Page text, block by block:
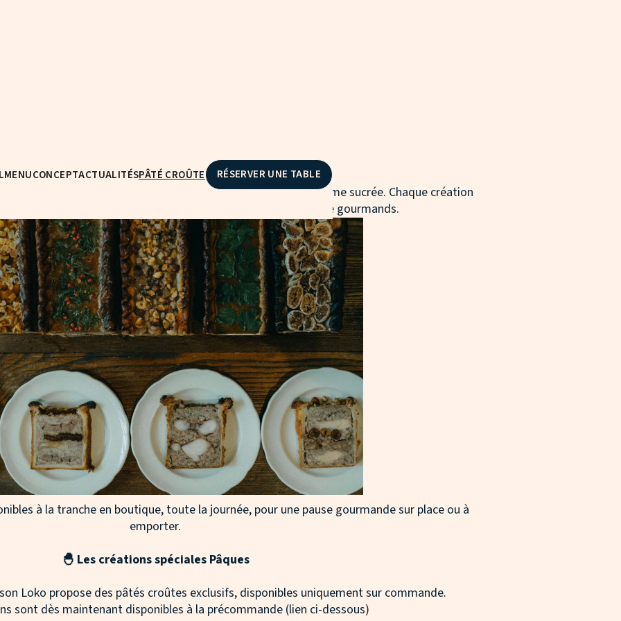
MENUCONCEPTACTUALITÉSPÂTÉ CROÛTE RÉSERVER UNE TABLE
Bar à Pâté Croûte
artisanaux allie tradition et créativité, en version salée comme sucrée. Chaque création
avec passion dans notre cuisine, pour vos moments de partage gourmands.
à la tranche en boutique, toute la journée, pour une pause gourmande sur place ou à
emporter.
🐣 Les créations spéciales Pâques
Loko propose des pâtés croûtes exclusifs, disponibles uniquement sur commande.
sont dès maintenant disponibles à la précommande (lien ci-dessous)